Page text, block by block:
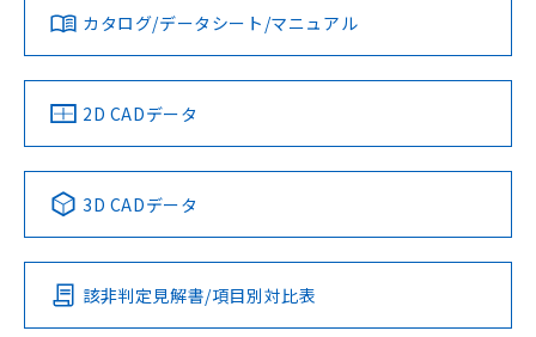
みください。
ソフトウェアの使用条件
対応済み
中国 RoHS 注意事項・凡例
Pb Hg Cd Cr(VI)
O
LR型式承認
（イギリス
船舶規格）
DNV型式承認
（ノルウェー
BV型式承認
（フランス
KR型式
（韓国
Yes No No No
この製品の規格認証/適合状況ページへ
その他の認証はこちらのページからご検索ください
カタログ/データシート/マニュアル
2D CADデータ
3D CADデータ
該非判定見解書/項目別対比表